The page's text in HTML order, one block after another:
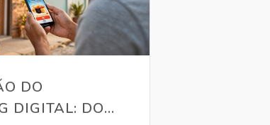
DO
DIGITAL: DO